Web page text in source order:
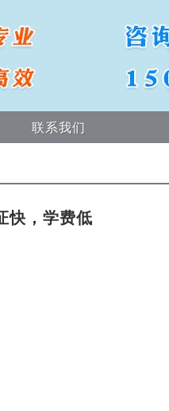
联系我们
快，学费低